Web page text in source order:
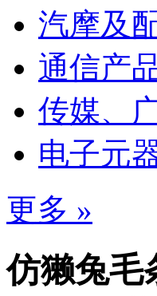
汽摩及
通信产
传媒、
电子元
更多 »
仿獭兔毛